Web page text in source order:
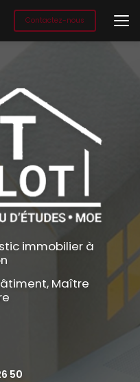
Contactez-nous
immobilier à
Maître
50